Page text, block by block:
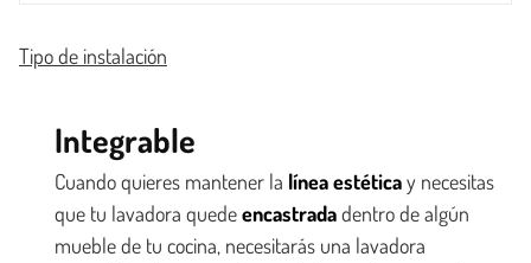
Tipo de instalación
Integrable
Cuando quieres mantener la línea estéticay necesitas
que tu lavadora quedeencastradadentro de algún
mueble de tu cocina, necesitarás una lavadora